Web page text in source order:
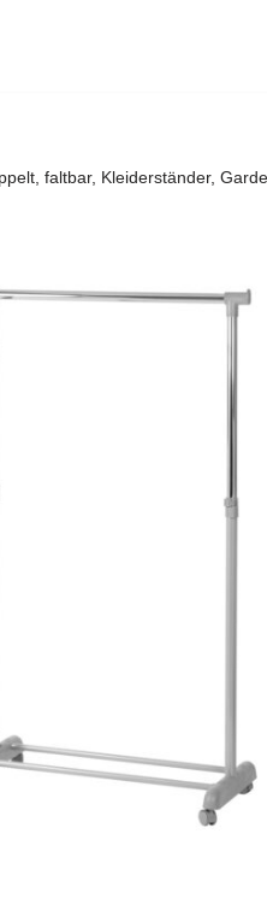
faltbar, Kleiderständer,